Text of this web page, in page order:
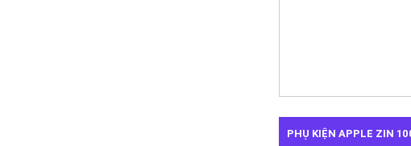
PHỤ KIỆN APPLE ZIN